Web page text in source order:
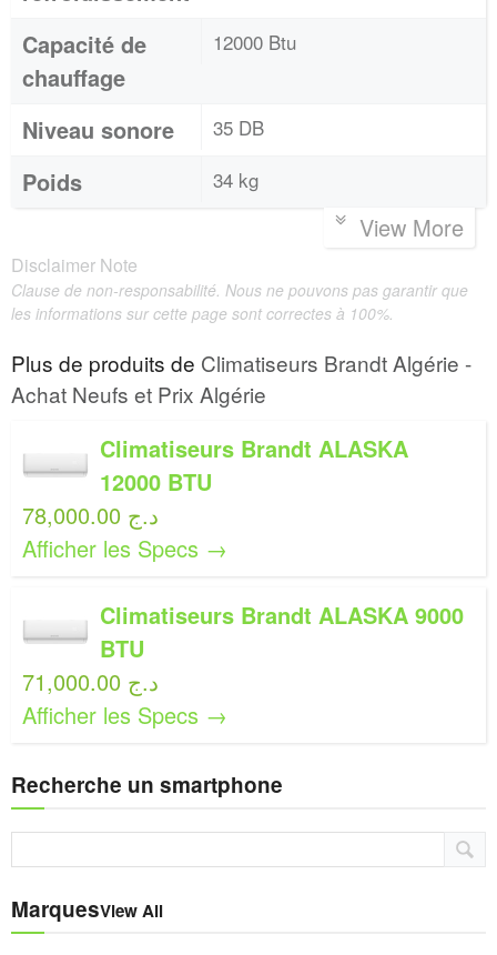
Capacité de
chauffage
12000 Btu
Niveau sonore 35 DB
Poids 34 kg
View More
Disclaimer Note
Clause de non-responsabilité. Nous ne pouvons pas garantir que
les informations sur cette page sont correctes à 100%.
Plus de produits de Climatiseurs Brandt Algérie -
Achat Neufs et Prix Algérie
Climatiseurs Brandt ALASKA
12000 BTU
78,000.00 د.ج
Afficher les Specs →
Climatiseurs Brandt ALASKA 9000
BTU
71,000.00 د.ج
Afficher les Specs →
Recherche un smartphone
MarquesView All